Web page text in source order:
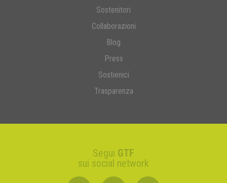
Sostenitori
Collaborazioni
Blog
Press
Sostienici
Trasparenza
Segui GTF
sui social network